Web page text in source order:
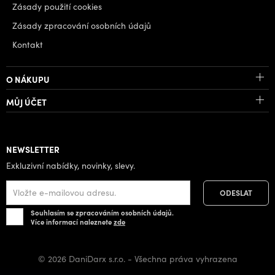
Zásady použití cookies
Zásady zpracování osobních údajů
Kontakt
O NÁKUPU
MŮJ ÚČET
NEWSLETTER
Exkluzivní nabídky, novinky, slevy.
Souhlasím se zpracováním osobních údajů.
Více informací naleznetezde
© 2026 DaniDarx s.r.o. - Všechna práva vyhrazena